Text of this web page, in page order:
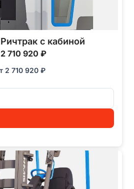
с кабиной
710 920 ₽
2 710 920 ₽